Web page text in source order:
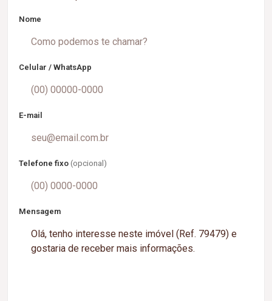
Nome
Celular / WhatsApp
E-mail
Telefone fixo (opcional)
Mensagem